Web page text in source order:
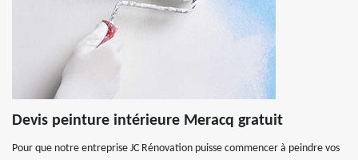
Devis peinture intérieure Meracq gratuit
Pour que notre entreprise JC Rénovation puisse commencer à peindre vos